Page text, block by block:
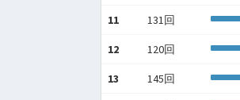
11 131回
12 120回
13 145回